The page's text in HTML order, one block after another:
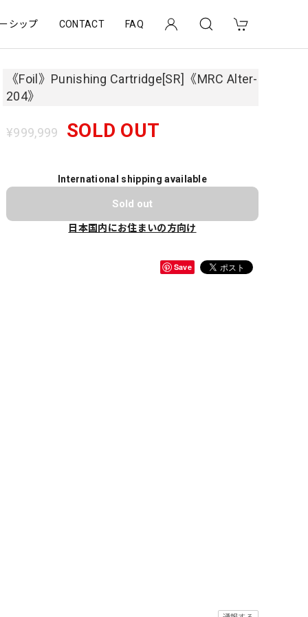
シップ CONTACT FAQ
《Foil》Punishing Cartridge[SR]《MRC Alter-
204》
¥999,999 SOLD OUT
International shipping available
Sold out
日本国内にお住まいの方向け
Save